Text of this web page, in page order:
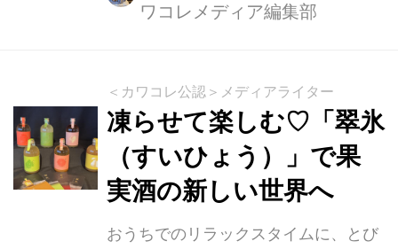
り、オンライン酒屋「クランド」で販
と“ごめん寝”ポーズが愛おしすぎる黒
柴のラベルデザイン！これは…怒って
た気持ちもつい緩んじゃう♡
ワコレメディア編集部
＜カワコレ公認＞メディアライター
凍らせて楽しむ♡「翠氷
（すいひょう）」で果
実酒の新しい世界へ
おうちでのリラックスタイムに、とび